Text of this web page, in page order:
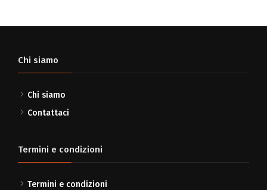
Chi siamo
Chi siamo
Contattaci
Termini e condizioni
Termini e condizioni